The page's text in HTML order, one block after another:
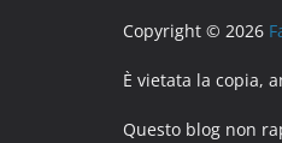
Copyright © 2026
È vietata la copia,
Questo blog non